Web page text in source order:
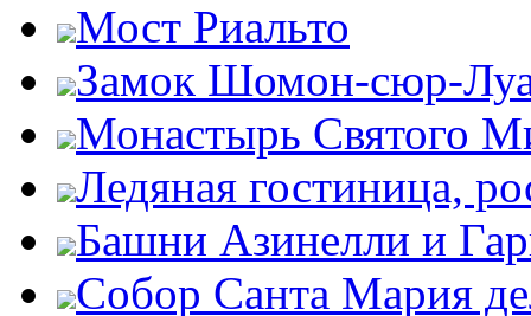
Мост Риальто
Замок Шомон-сюр-
Монастырь Святого
Ледяная гостиница,
Башни Азинелли и
Собор Санта Мария